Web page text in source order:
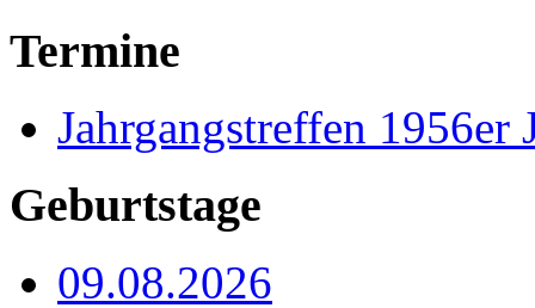
Termine
Jahrgangstreffen 1956er
Geburtstage
09.08.2026